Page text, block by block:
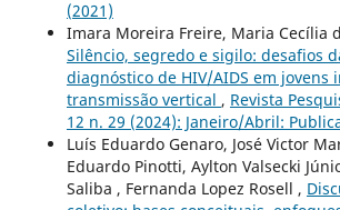
(2021)
Imara Moreira Freire, Maria Cecília
Silêncio, segredo e sigilo: desafios
diagnóstico de HIV/AIDS em jovens
transmissão vertical , Revista
12 n. 29 (2024): Janeiro/Abril:
Luís Eduardo Genaro, José Victor
Eduardo Pinotti, Aylton Valsecki
Saliba , Fernanda Lopez Rosell ,